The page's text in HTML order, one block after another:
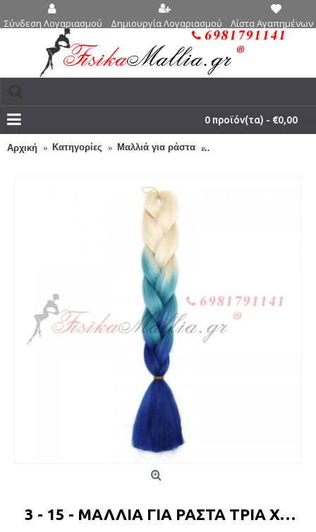
Σύνδεση Λογαριασμού Δημιουργία Λογαριασμού Λίστα Αγαπημένων
0 προϊόν(τα) - €0,00
Αρχική Κατηγορίες Μαλλιά για ράστα
3 - 15 - ΜΑΛΛΙΆ ΓΙΑ ΡΆΣΤΑ ΤΡΊΑ ΧΡΏΜΑΤΑ